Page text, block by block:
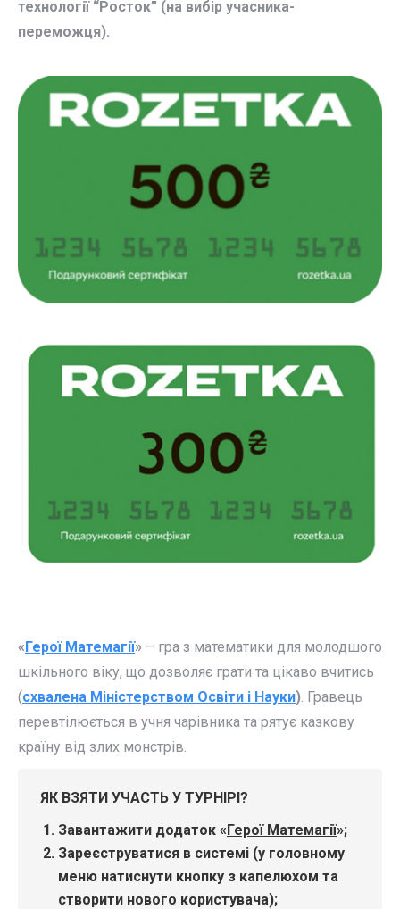
технології “Росток” (на вибір учасника-
переможця).
«Герої Матемагії» – гра з математики для молодшого
шкільного віку, що дозволяє грати та цікаво вчитись
(схвалена Міністерством Освіти і Науки) . Гравець
перевтілюється в учня чарівника та рятує казкову
країну від злих монстрів.
ЯК ВЗЯТИ УЧАСТЬ У ТУРНІРІ?
Завантажити додаток «Герої Матемагії»;
Зареєструватися в системі (у головному
меню натиснути кнопку з капелюхом та
створити нового користувача);